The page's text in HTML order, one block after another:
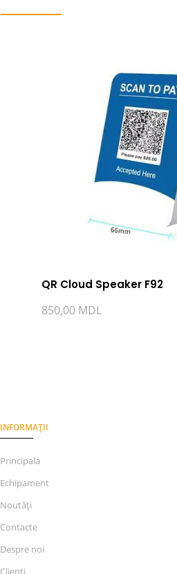
QR Cloud Speaker F92
850,00 MDL
INFORMAȚII
Principala
Echipament
Noutăți
Contacte
Despre noi
Clienți